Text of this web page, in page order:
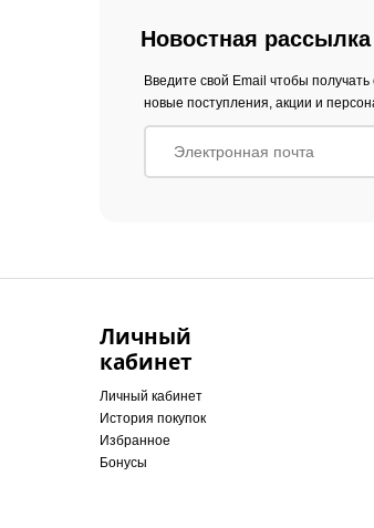
Новостная рассылка
Введите свой Email чтобы
новые поступления, акции и
Личный
кабинет
Личный кабинет
История покупок
Избранное
Бонусы